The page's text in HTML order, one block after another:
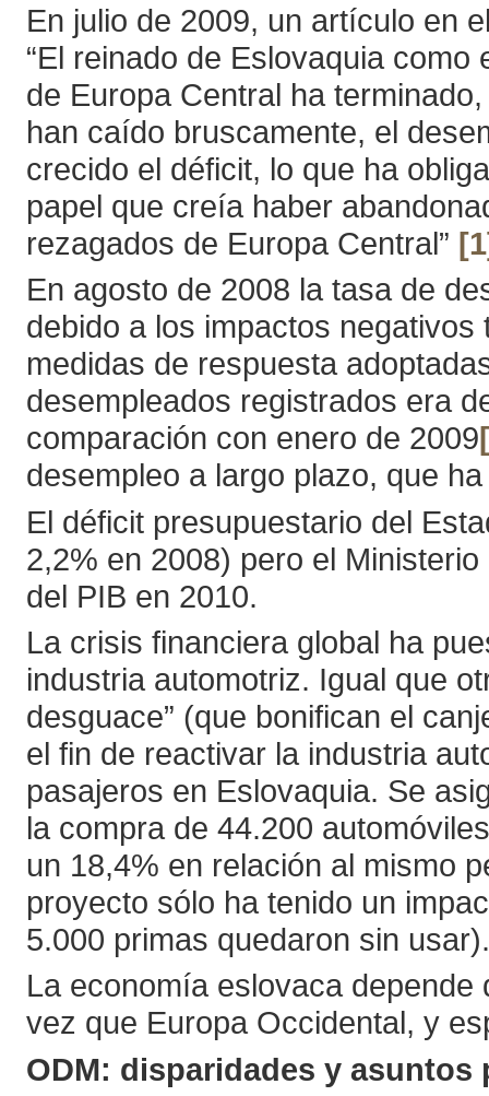
En julio de 2009, un artículo en
“El reinado de Eslovaquia
de Europa Central ha
han caído bruscamente, el
crecido el déficit, lo que ha
papel que creía haber
rezagados de Europa Central”
En agosto de 2008 la tasa de
debido a los impactos
medidas de respuesta
desempleados registrados era
comparación con enero de 2009
desempleo a largo plazo, que
El déficit presupuestario del
2,2% en 2008) pero el
del PIB en 2010.
La crisis financiera global ha
industria automotriz. Igual que
desguace” (que bonifican el
el fin de reactivar la industria
pasajeros en Eslovaquia. Se
la compra de 44.200
un 18,4% en relación al mismo
proyecto sólo ha tenido un
5.000 primas quedaron sin usar).
La economía eslovaca
vez que Europa Occidental, y
ODM: disparidades y asuntos